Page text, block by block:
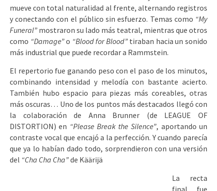
mueve con total naturalidad al frente, alternando registros
y conectando con el público sin esfuerzo. Temas como “My
Funeral” mostraron su lado más teatral, mientras que otros
como “Damage”o “Blood for Blood” tiraban hacia un sonido
más industrial que puede recordar a Rammstein.
El repertorio fue ganando peso con el paso de los minutos,
combinando intensidad y melodía con bastante acierto.
También hubo espacio para piezas más coreables, otras
más oscuras… Uno de los puntos más destacados llegó con
la colaboración de Anna Brunner (de LEAGUE OF
DISTORTION) en “Please Break the Silence”, aportando un
contraste vocal que encajó a la perfección. Y cuando parecía
que ya lo habían dado todo, sorprendieron con una versión
del “Cha Cha Cha”de Käärijä
La recta
final fue